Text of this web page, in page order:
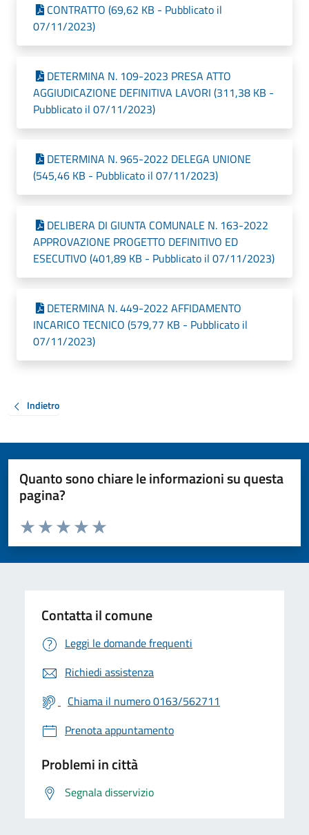
CONTRATTO (69,62 KB - Pubblicato il
07/11/2023)
DETERMINA N. 109-2023 PRESA ATTO
AGGIUDICAZIONE DEFINITIVA LAVORI (311,38 KB -
Pubblicato il 07/11/2023)
DETERMINA N. 965-2022 DELEGA UNIONE
(545,46 KB - Pubblicato il 07/11/2023)
DELIBERA DI GIUNTA COMUNALE N. 163-2022
APPROVAZIONE PROGETTO DEFINITIVO ED
ESECUTIVO (401,89 KB - Pubblicato il 07/11/2023)
DETERMINA N. 449-2022 AFFIDAMENTO
INCARICO TECNICO (579,77 KB - Pubblicato il
07/11/2023)
Indietro
Quanto sono chiare le informazioni su questa
pagina?
Valuta da 1 a 5 stelle la pagina
Valuta 5 stelle su 5
Valuta 4 stelle su 5
Valuta 3 stelle su 5
Valuta 2 stelle su 5
Valuta 1 stelle su 5
Contatta il comune
Leggi le domande frequenti
Richiedi assistenza
Chiama il numero 0163/562711
Prenota appuntamento
Problemi in città
Segnala disservizio